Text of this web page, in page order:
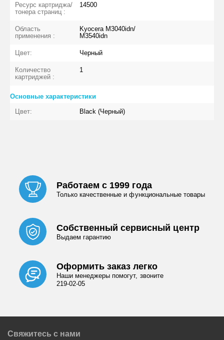
Ресурс картриджа/
тонера страниц :
14500
Область
применения :
Kyocera M3040idn/
M3540idn
Цвет: Черный
Количество
картриджей :
1
Основные характеристики
Цвет:
Black (Черный)
Работаем с 1999 года
Только качественные и функциональные товары
Собственный сервисный центр
Выдаем гарантию
Оформить заказ легко
Наши менеджеры помогут, звоните
219-02-05
Свяжитесь с нами